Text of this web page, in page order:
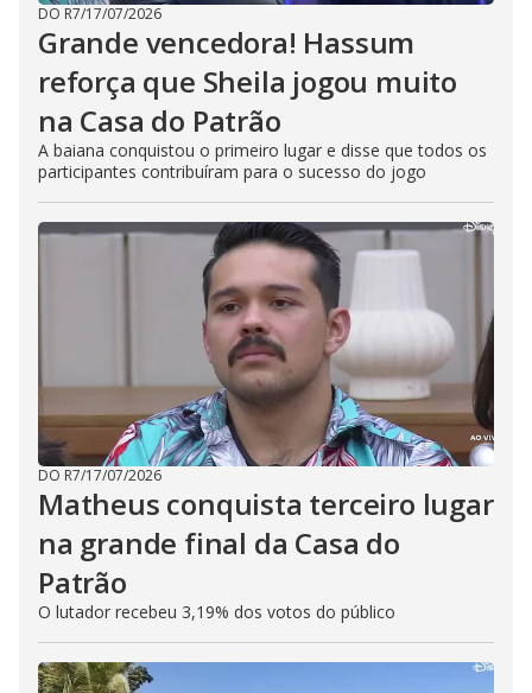
DO R7/17/07/2026
Grande vencedora! Hassum
reforça que Sheila jogou muito
na Casa do Patrão
A baiana conquistou o primeiro lugar e disse que todos os
participantes contribuíram para o sucesso do jogo
DO R7/17/07/2026
Matheus conquista terceiro lugar
na grande final da Casa do
Patrão
O lutador recebeu 3,19% dos votos do público